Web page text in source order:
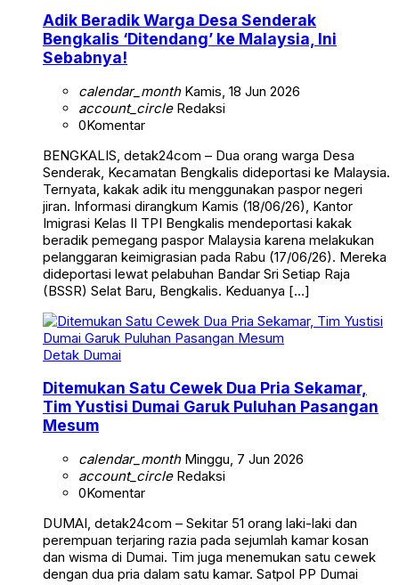
Adik Beradik Warga Desa Senderak
Bengkalis ‘Ditendang’ ke Malaysia, Ini
Sebabnya!
calendar_monthKamis, 18 Jun 2026
account_circleRedaksi
0Komentar
BENGKALIS, detak24com – Dua orang warga Desa
Senderak, Kecamatan Bengkalis dideportasi ke Malaysia.
Ternyata, kakak adik itu menggunakan paspor negeri
jiran. Informasi dirangkum Kamis (18/06/26), Kantor
Imigrasi Kelas II TPI Bengkalis mendeportasi kakak
beradik pemegang paspor Malaysia karena melakukan
pelanggaran keimigrasian pada Rabu (17/06/26). Mereka
dideportasi lewat pelabuhan Bandar Sri Setiap Raja
(BSSR) Selat Baru, Bengkalis. Keduanya […]
Detak Dumai
Ditemukan Satu Cewek Dua Pria Sekamar,
Tim Yustisi Dumai Garuk Puluhan Pasangan
Mesum
calendar_monthMinggu, 7 Jun 2026
account_circleRedaksi
0Komentar
DUMAI, detak24com – Sekitar 51 orang laki-laki dan
perempuan terjaring razia pada sejumlah kamar kosan
dan wisma di Dumai. Tim juga menemukan satu cewek
dengan dua pria dalam satu kamar. Satpol PP Dumai